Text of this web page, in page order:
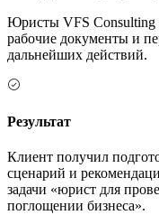
Юристы VFS Consulting
рабочие документы и
дальнейших действий.
Результат
Клиент получил
сценарий и
задачи «юрист для
поглощении бизнеса».